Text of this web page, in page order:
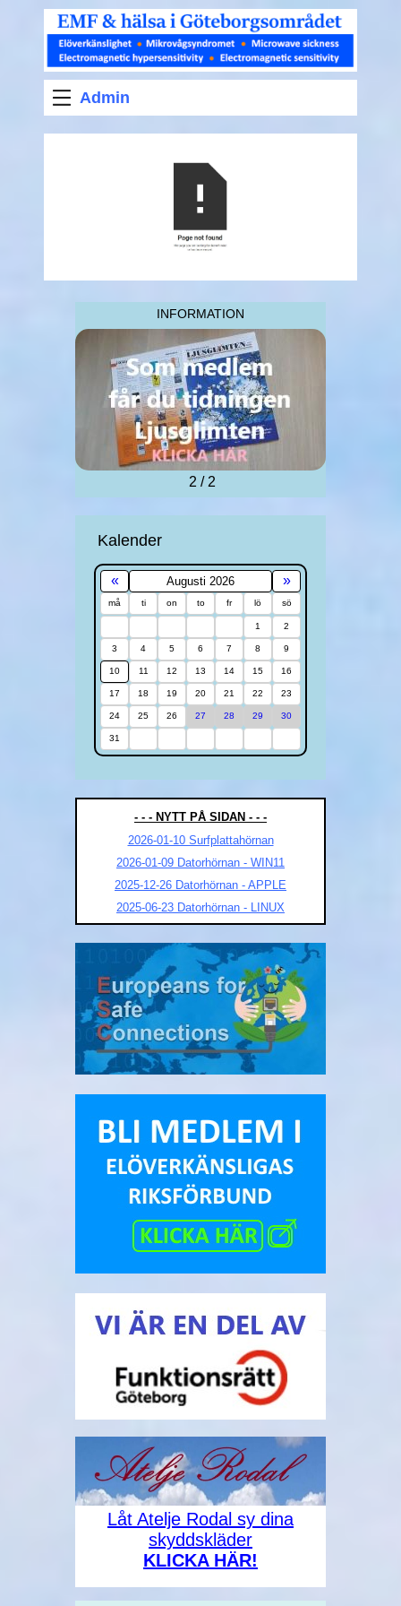
Admin
INFORMATION
2 / 2
Kalender
« Augusti 2026 »
må ti on to fr lö sö
1 2
3 4 5 6 7 8 9
10 11 12 13 14 15 16
17 18 19 20 21 22 23
24 25 26 27 28 29 30
31
- - - NYTT PÅ SIDAN - - -
2026-01-10 Surfplattahörnan
2026-01-09 Datorhörnan - WIN11
2025-12-26 Datorhörnan - APPLE
2025-06-23 Datorhörnan - LINUX
Låt Atelje Rodal sy dina
skyddskläder
KLICKA HÄR!